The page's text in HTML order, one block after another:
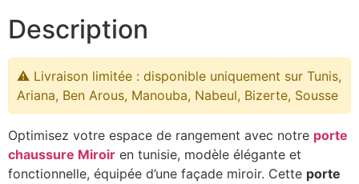
Description
⚠️ Livraison limitée : disponible uniquement sur Tunis,
Ariana, Ben Arous, Manouba, Nabeul, Bizerte, Sousse
Optimisez votre espace de rangement avec notre porte
chaussure Miroir en tunisie, modèle élégante et
fonctionnelle, équipée d’une façade miroir. Cette porte